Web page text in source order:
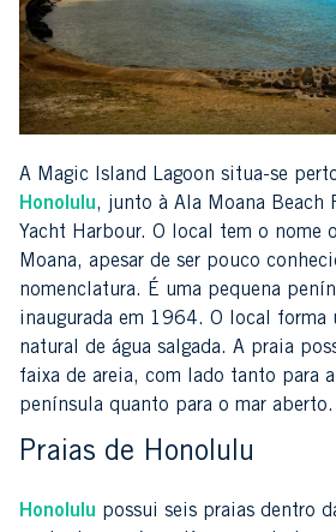
A Magic Island Lagoon situa-se
Honolulu, junto à Ala Moana Beach
Yacht Harbour. O local tem o nome
Moana, apesar de ser pouco
nomenclatura. É uma pequena
inaugurada em 1964. O local forma
natural de água salgada. A praia
faixa de areia, com lado tanto para
península quanto para o mar aberto.
Praias de Honolulu
Honolulu possui seis praias dentro